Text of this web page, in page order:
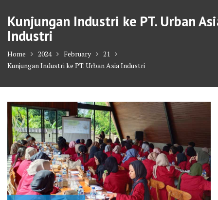
Kunjungan Industri ke PT. Urban
Industri
Home 2024 February
21
Kunjungan Industri ke PT. Urban Asia Industri